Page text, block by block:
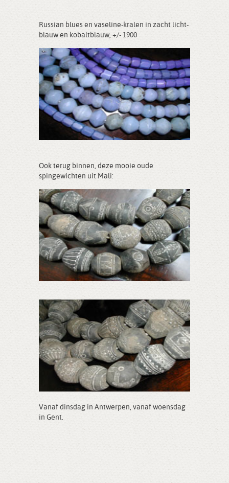
Russian blues en vaseline-kralen in zacht licht-
blauw en kobaltblauw, +/- 1900
Ook terug binnen, deze mooie oude
spingewichten uit Mali:
Vanaf dinsdag in Antwerpen, vanaf woensdag
in Gent.